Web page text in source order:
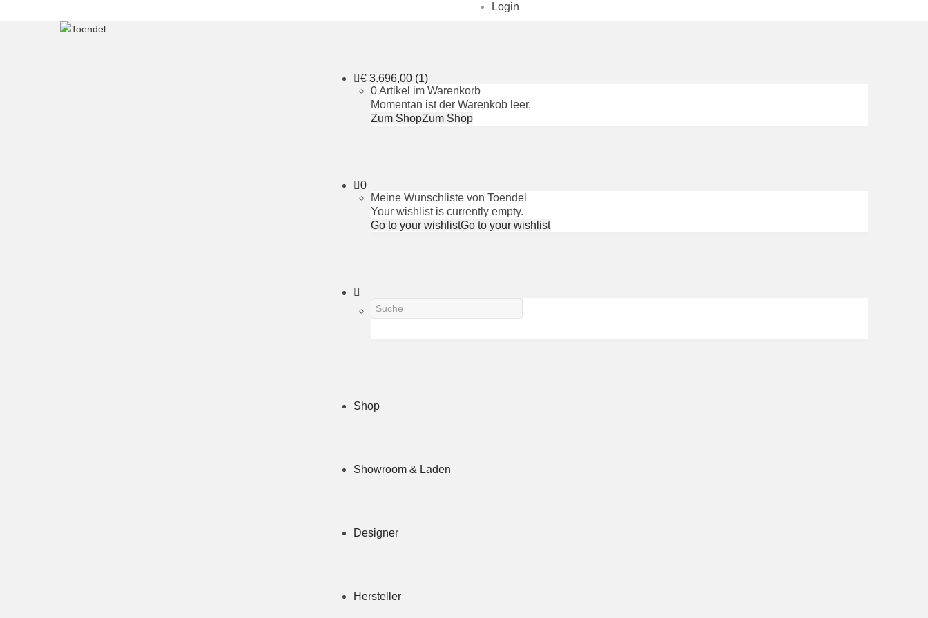
Login
€ 3.696,00 (1)
0 Artikel im Warenkorb
Momentan ist der Warenkob leer.
Zum ShopZum Shop
0
Meine Wunschliste von Toendel
Your wishlist is currently empty.
Go to your wishlistGo to your wishlist
Shop
Showroom & Laden
Designer
Hersteller